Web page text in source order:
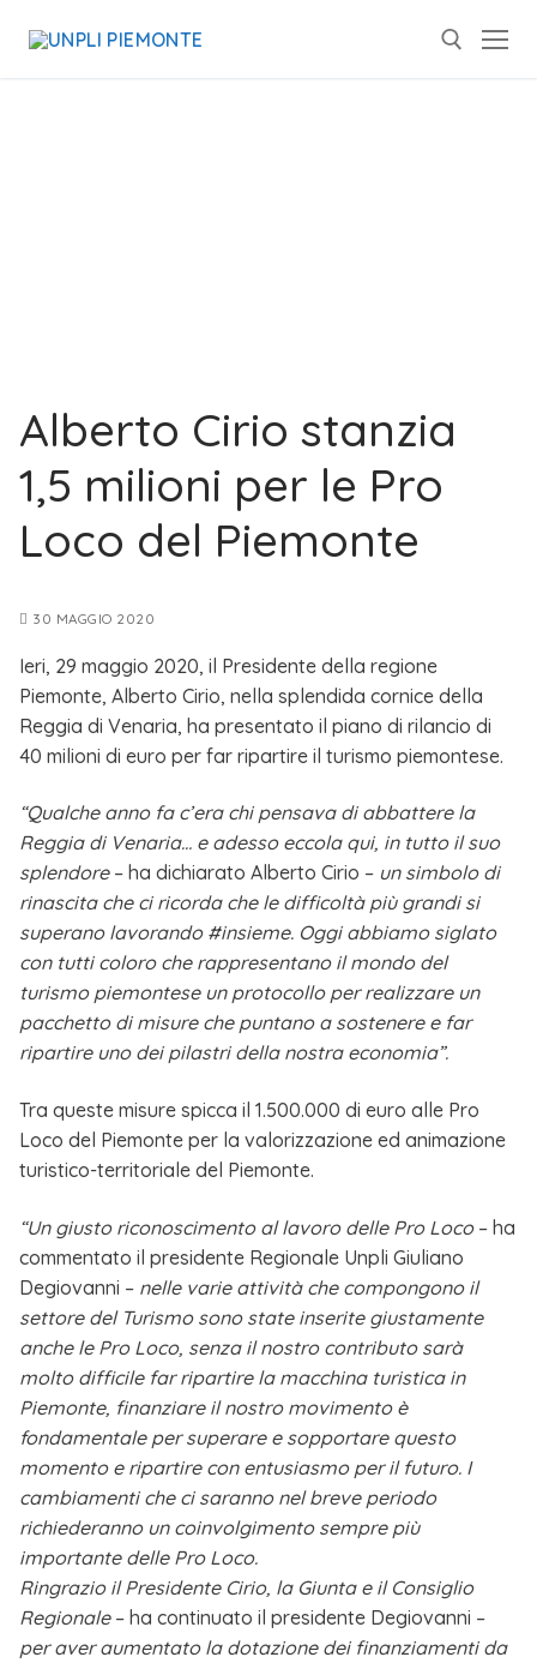
Alberto Cirio stanzia
1,5 milioni per le Pro
Loco del Piemonte
30 MAGGIO 2020
Ieri, 29 maggio 2020, il Presidente della regione
Piemonte, Alberto Cirio, nella splendida cornice della
Reggia di Venaria, ha presentato il piano di rilancio di
40 milioni di euro per far ripartire il turismo piemontese.
“Qualcheannofac’erachipensavadiabbatterela
ReggiadiVenaria… eadessoeccolaqui, intuttoilsuo
splendore– ha dichiarato Alberto Cirio – unsimbolodi
rinascitacheciricordacheledifficoltàpiùgrandisi
superanolavorando#insieme. Oggiabbiamosiglato
contutticolorocherappresentanoilmondodel
turismopiemonteseunprotocolloperrealizzareun
pacchettodimisurechepuntanoasostenereefar
ripartireunodeipilastridellanostraeconomia”.
Tra queste misure spicca il 1.500.000 di euro alle Pro
Loco del Piemonte per la valorizzazione ed animazione
turistico-territoriale del Piemonte.
“Un giusto riconoscimento al lavoro delle Pro Loco– ha
commentato il presidente Regionale Unpli Giuliano
Degiovanni – nelle varie attività che compongono il
settore del Turismo sono state inserite giustamente
anche le Pro Loco, senza il nostro contributo sarà
molto difficile far ripartire la macchina turistica in
Piemonte, finanziare il nostro movimento è
fondamentale per superare e sopportare questo
momento e ripartire con entusiasmo per il futuro. I
cambiamenti che ci saranno nel breve periodo
richiederanno un coinvolgimento sempre più
importante delle Pro Loco.
Ringrazio il Presidente Cirio, la Giunta e il Consiglio
Regionale– ha continuato il presidente Degiovanni –
per aver aumentato la dotazione dei finanziamenti da